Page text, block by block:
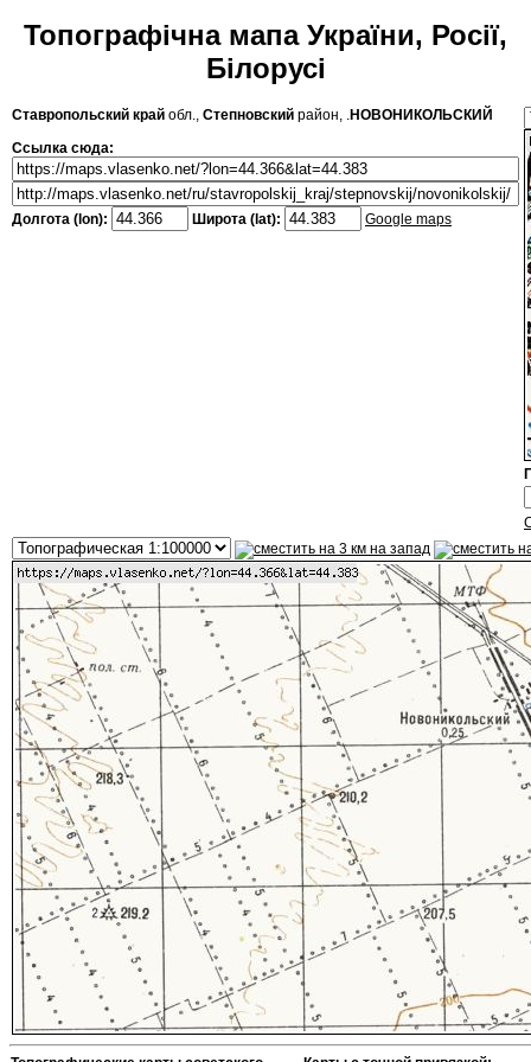
Топографічна мапа України, Росії,
Білорусі
Ставропольский край обл., Степновский район, .НОВОНИКОЛЬСКИЙ
Ссылка сюда:
Долгота (lon): Широта (lat): Google maps